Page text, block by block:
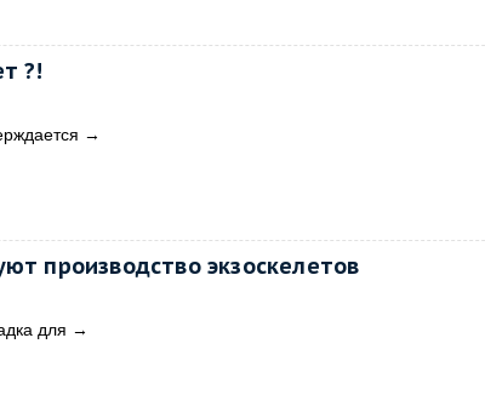
?!
→
производство экзоскелетов
для →